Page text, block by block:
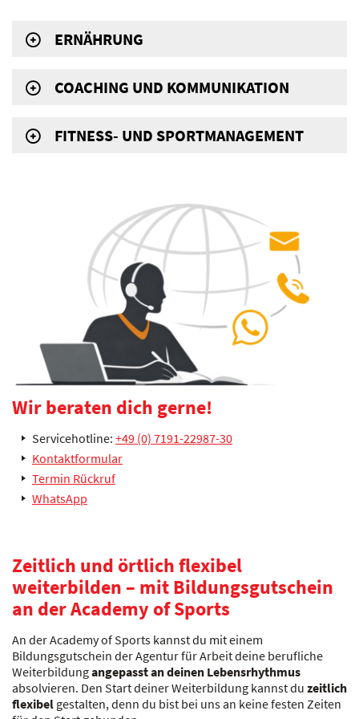
ERNÄHRUNG
COACHING UND KOMMUNIKATION
FITNESS- UND SPORTMANAGEMENT
Wir beraten dich gerne!
Servicehotline: +49 (0) 7191-22987-30
Kontaktformular
Termin Rückruf
WhatsApp
Zeitlich und örtlich flexibel
weiterbilden – mit Bildungsgutschein
an der Academy of Sports
An der Academy of Sports kannst du mit einem
Bildungsgutschein der Agentur für Arbeit deine berufliche
Weiterbildungangepasst an deinen Lebensrhythmus
absolvieren. Den Start deiner Weiterbildung kannst du zeitlich
flexibel gestalten, denn du bist bei uns an keine festen Zeiten